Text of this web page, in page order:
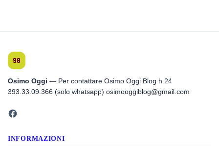
Osimo Oggi — Per contattare Osimo Oggi Blog h.24
393.33.09.366 (solo whatsapp) osimooggiblog@gmail.com
INFORMAZIONI